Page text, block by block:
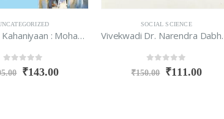
Meri Priya Kahaniyaan : Mohan Rakesh
out of 5
₹143.00
SOCIAL SCIENCE
Vivekwadi
out of 5
₹150.00 ₹111.00